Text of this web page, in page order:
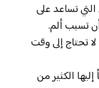
تساعد على
تسبب ألم.
تحتاج إلى وقت
الكثير من